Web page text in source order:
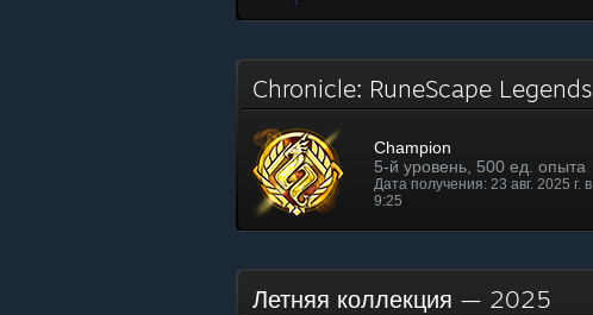
Chronicle: RuneScape Legends
Champion
5-й уровень, 500 ед. опыта
Дата получения: 23 авг. 2025 г. в
9:25
Летняя коллекция — 2025